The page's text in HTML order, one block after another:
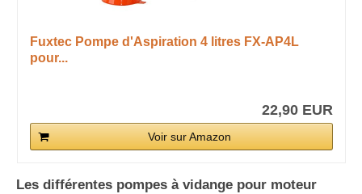
Fuxtec Pompe d'Aspiration 4 litres FX-AP4L
pour...
22,90 EUR
Voir sur Amazon
Les différentes pompes à vidange pour moteur